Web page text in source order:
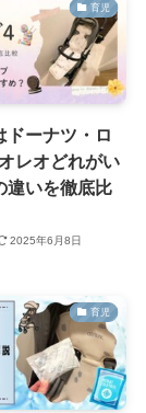
育児
ドーナツ・ロ
レオどれがい
違いを徹底比
2025年6月8日
育児